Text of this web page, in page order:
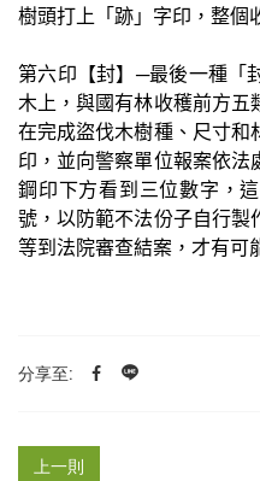
樹頭打上「跡」字印，整個
第六印【封】─最後一種「
木上，與國有林收穫前方五
在完成盜伐木樹種、尺寸和
印，並向警察單位報案依法
鋼印下方看到三位數字，
號，以防範不法份子自行製
等到法院審查結案，才有可
分享至:
上一則